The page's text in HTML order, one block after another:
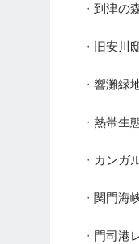
・到津の
・旧安川
・響灘緑
・熱帯生
・カンガ
・関門海
・門司港